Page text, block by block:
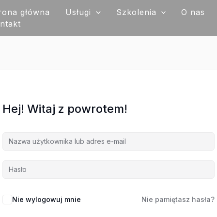
główna Usługi Szkolenia
O nas
Hej! Witaj z powrotem!
Nie wylogowuj mnie Nie pamiętasz hasła?